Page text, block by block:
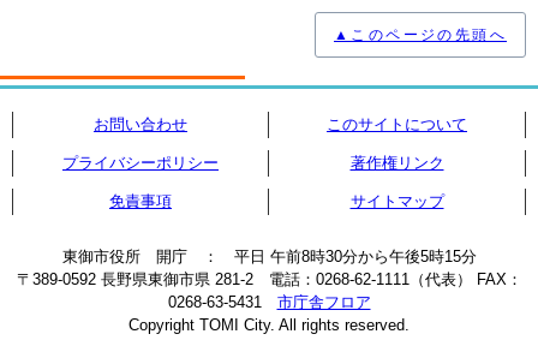
▲このページの先頭へ
お問い合わせ このサイトについて
プライバシーポリシー 著作権リンク
免責事項 サイトマップ
東御市役所 開庁 ： 平日 午前8時30分から午後5時15分
〒389-0592 長野県東御市県 281-2 電話：0268-62-1111（代表） FAX：
0268-63-5431 市庁舎フロア
Copyright TOMI City. All rights reserved.